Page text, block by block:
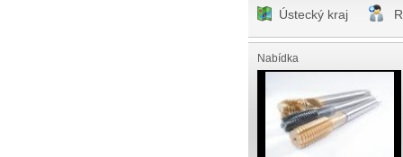
Ústecký kraj
Nabídka